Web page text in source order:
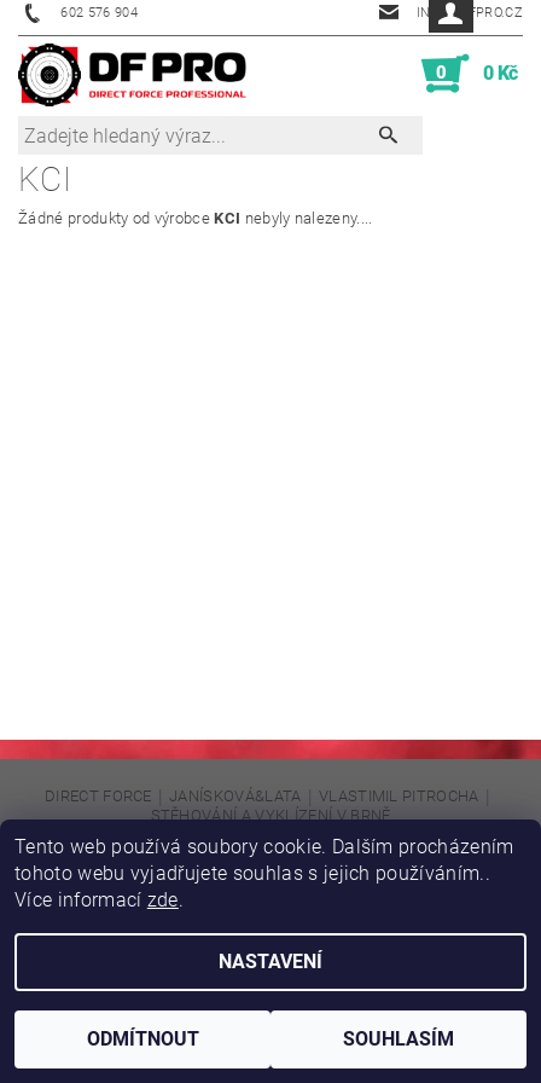
602 576 904 INFO@DFPRO.CZ
0 0 Kč
KCI
Žádné produkty od výrobceKCI nebyly nalezeny....
DIRECT FORCE | JANÍSKOVÁ&LATA | VLASTIMIL PITROCHA |
STĚHOVÁNÍ A VYKLÍZENÍ V BRNĚ
2026 © DIRFORPRO, všechna práva vyhrazena
Vytvořil Shoptet
Tento web používá soubory cookie. Dalším procházením
tohoto webu vyjadřujete souhlas s jejich používáním..
Více informací zde.
NASTAVENÍ
ODMÍTNOUT SOUHLASÍM